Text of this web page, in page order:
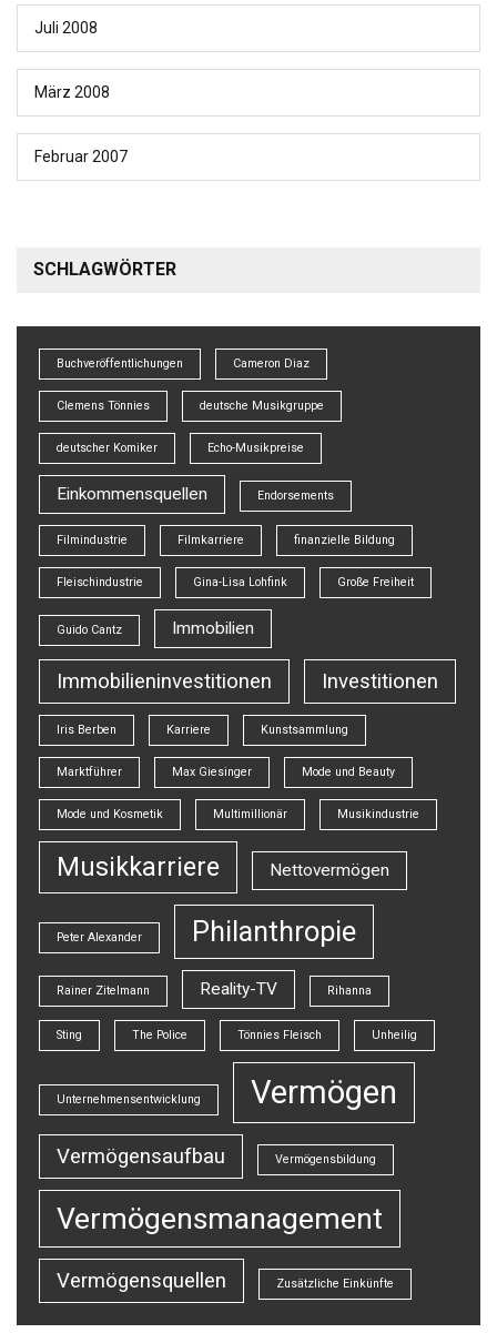
Juli 2008
März 2008
Februar 2007
SCHLAGWÖRTER
Buchveröffentlichungen Cameron Diaz
Clemens Tönnies deutsche Musikgruppe
deutscher Komiker Echo-Musikpreise
Einkommensquellen Endorsements
Filmindustrie Filmkarriere finanzielle Bildung
Fleischindustrie Gina-Lisa Lohfink Große Freiheit
Guido Cantz Immobilien
Immobilieninvestitionen Investitionen
Iris Berben Karriere Kunstsammlung
Marktführer Max Giesinger Mode und Beauty
Mode und Kosmetik Multimillionär Musikindustrie
Musikkarriere Nettovermögen
Peter Alexander Philanthropie
Rainer Zitelmann Reality-TV Rihanna
Sting The Police Tönnies Fleisch Unheilig
Unternehmensentwicklung Vermögen
Vermögensaufbau Vermögensbildung
Vermögensmanagement
Vermögensquellen Zusätzliche Einkünfte